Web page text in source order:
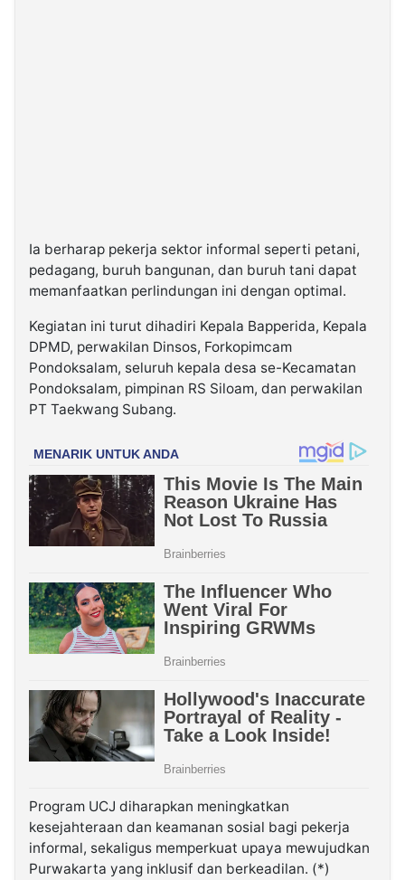
Ia berharap pekerja sektor informal seperti petani,
pedagang, buruh bangunan, dan buruh tani dapat
memanfaatkan perlindungan ini dengan optimal.
Kegiatan ini turut dihadiri Kepala Bapperida, Kepala
DPMD, perwakilan Dinsos, Forkopimcam
Pondoksalam, seluruh kepala desa se-Kecamatan
Pondoksalam, pimpinan RS Siloam, dan perwakilan
PT Taekwang Subang.
Program UCJ diharapkan meningkatkan
kesejahteraan dan keamanan sosial bagi pekerja
informal, sekaligus memperkuat upaya mewujudkan
Purwakarta yang inklusif dan berkeadilan. (*)